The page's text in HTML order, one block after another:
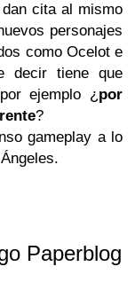
cita al mismo
personajes
como Ocelot e
decir tiene que
ejemplo ¿por
?
gameplay a lo